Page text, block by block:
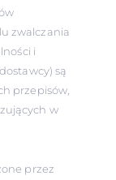
zwalczania
i
są
przepisów,
w
przez